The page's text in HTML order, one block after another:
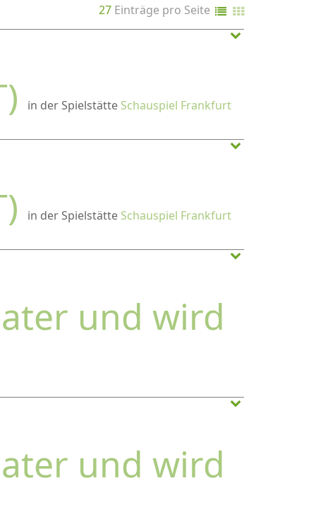
27 Einträge pro Seite
in der Spielstätte Schauspiel Frankfurt
in der Spielstätte Schauspiel Frankfurt
und wird
und wird